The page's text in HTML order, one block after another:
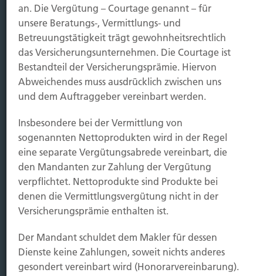
Vorsorgen
Sichern
Immobilien Vers.
Kauf Grundstück
Baubeginn
Baufertigstellung/Hauskauf
Schaden
Kontakt
Hubert Brück KG| Inhaber: Dipl. Ökonom Johannes
Brück | Kapellstraße 2 | 40479 Düsseldorf
Telefon:0211-490066 | Fax:0211-4911125 |
Kontaktformular
an. Die Vergütung – Courtage genannt – für
unsere Beratungs-, Vermittlungs- und
Betreuungstätigkeit trägt gewohnheitsrechtlich
das Versicherungsunternehmen. Die Courtage ist
Bestandteil der Versicherungsprämie. Hiervon
Abweichendes muss ausdrücklich zwischen uns
und dem Auftraggeber vereinbart werden.
Insbesondere bei der Vermittlung von
sogenannten Nettoprodukten wird in der Regel
eine separate Vergütungsabrede vereinbart, die
den Mandanten zur Zahlung der Vergütung
verpflichtet. Nettoprodukte sind Produkte bei
denen die Vermittlungsvergütung nicht in der
Versicherungsprämie enthalten ist.
Der Mandant schuldet dem Makler für dessen
Dienste keine Zahlungen, soweit nichts anderes
gesondert vereinbart wird (Honorarvereinbarung).